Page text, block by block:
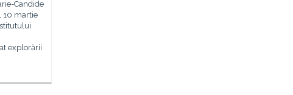
Candide
10 martie
explorării